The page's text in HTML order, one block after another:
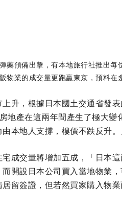
藥預備出擊，有本地旅行社推出
業的成交量更跑贏東京，預料在
升，根據日本國土交通省發
地產在這兩年間產生了極大
本地人支撐，樓價不跌反升。
成交量將增加五成，「日本
開設日本公司買入當地物業
留簽證，但若然買家購入物